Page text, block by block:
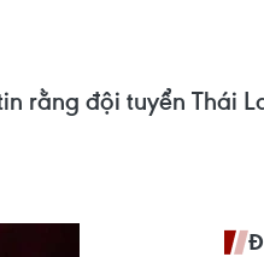
rằng đội tuyển Thái